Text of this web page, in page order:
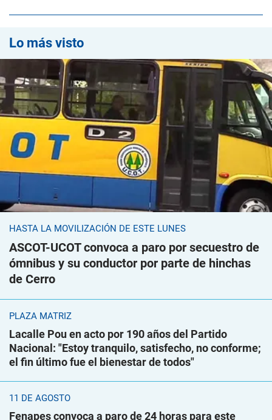
Lo más visto
HASTA LA MOVILIZACIÓN DE ESTE LUNES
ASCOT-UCOT convoca a paro por secuestro de
ómnibus y su conductor por parte de hinchas
de Cerro
PLAZA MATRIZ
Lacalle Pou en acto por 190 años del Partido
Nacional: "Estoy tranquilo, satisfecho, no conforme;
el fin último fue el bienestar de todos"
11 DE AGOSTO
Fenapes convoca a paro de 24 horas para este